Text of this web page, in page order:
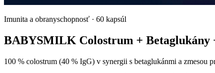
Imunita a obranyschopnosť · 60 kapsúl
BABYSMILK Colostrum + Betaglukány
100 % colostrum (40 % IgG) v synergii s betaglukánmi a zmesou